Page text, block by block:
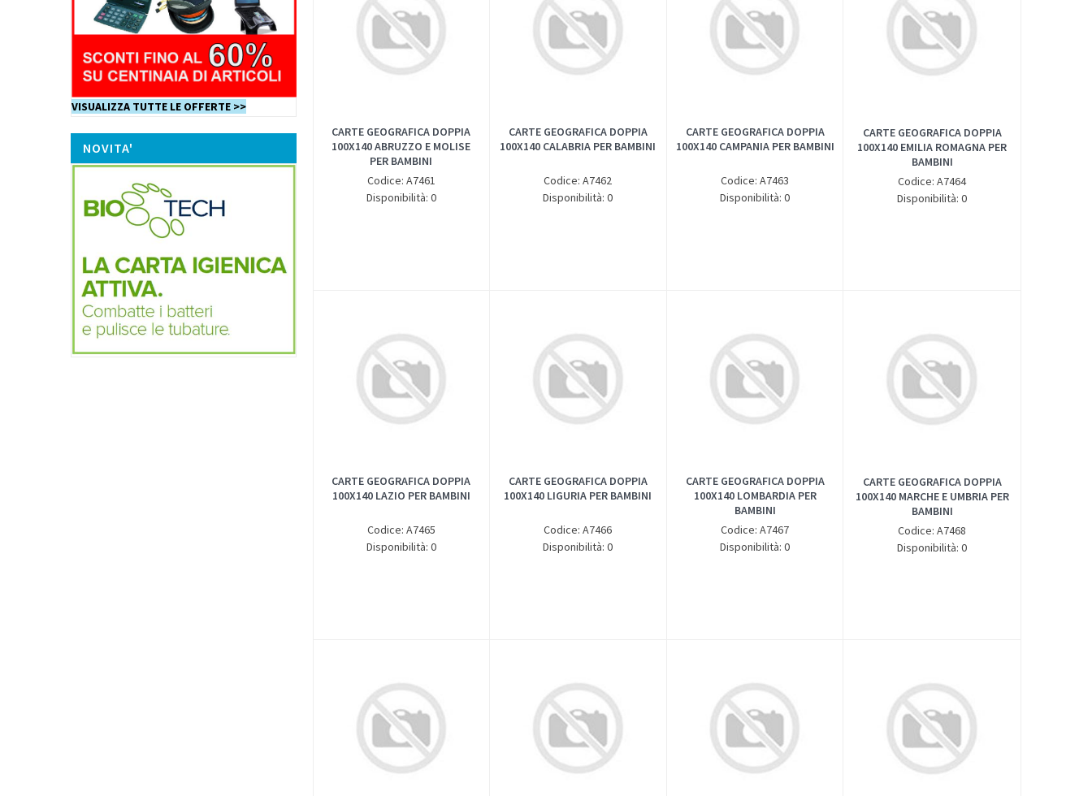
VISUALIZZA TUTTE LE OFFERTE >>
NOVITA'
CARTE GEOGRAFICA DOPPIA
100X140 ABRUZZO E MOLISE
PER BAMBINI
Codice: A7461
Disponibilità: 0
CARTE GEOGRAFICA DOPPIA
100X140 CALABRIA PER BAMBINI
Codice: A7462
Disponibilità: 0
CARTE GEOGRAFICA DOPPIA
100X140 CAMPANIA PER BAMBINI
Codice: A7463
Disponibilità: 0
CARTE GEOGRAFICA DOPPIA
100X140 EMILIA ROMAGNA PER
BAMBINI
Codice: A7464
Disponibilità: 0
CARTE GEOGRAFICA DOPPIA
100X140 LAZIO PER BAMBINI
Codice: A7465
Disponibilità: 0
CARTE GEOGRAFICA DOPPIA
100X140 LIGURIA PER BAMBINI
Codice: A7466
Disponibilità: 0
CARTE GEOGRAFICA DOPPIA
100X140 LOMBARDIA PER
BAMBINI
Codice: A7467
Disponibilità: 0
CARTE GEOGRAFICA DOPPIA
100X140 MARCHE E UMBRIA PER
BAMBINI
Codice: A7468
Disponibilità: 0